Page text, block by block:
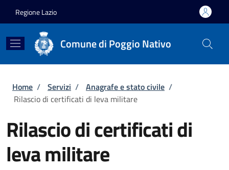
Regione Lazio
Comune di Poggio Nativo
Briciole di pane
Home / Servizi / Anagrafe e stato civile /
Rilascio di certificati di leva militare
Rilascio di certificati di
leva militare